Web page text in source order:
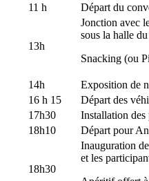
11 h
Départ du
13h
Jonction avec
sous la halle
Snacking (ou
14h
Exposition de
16 h 15
Départ des
17h30
Installation des
18h10
Départ pour
18h30
Inauguration
et les